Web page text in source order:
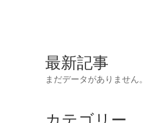
最新記事
まだデータがありません。